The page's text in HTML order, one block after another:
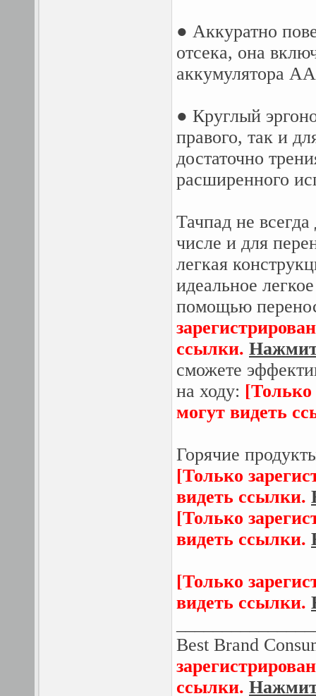
● Аккуратно
отсека, она
аккумулятора
● Круглый
правого, так и
достаточно
расширенного
Тачпад не
числе и для
легкая
идеальное
помощью
ссылки.
сможете
на ходу: [Только
могут видеть
Горячие
[Только
видеть ссылки.
[Только
видеть ссылки.
[Только
видеть ссылки.
Best Brand
ссылки.